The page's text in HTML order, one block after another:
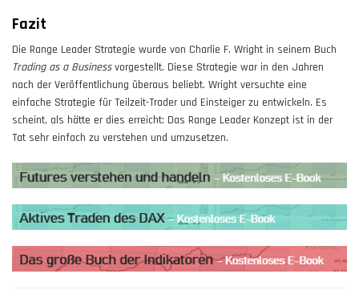
Fazit
Die Range Leader Strategie wurde von Charlie F. Wright in seinem Buch
Trading as a Businessvorgestellt. Diese Strategie war in den Jahren
nach der Veröffentlichung überaus beliebt. Wright versuchte eine
einfache Strategie für Teilzeit-Trader und Einsteiger zu entwickeln. Es
scheint, als hätte er dies erreicht: Das Range Leader Konzept ist in der
Tat sehr einfach zu verstehen und umzusetzen.